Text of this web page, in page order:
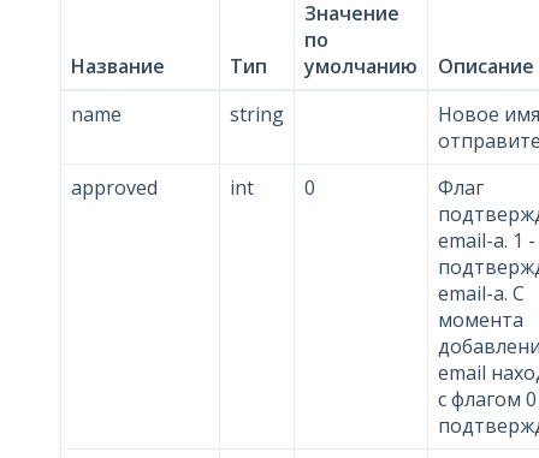
Название Тип
Значение
по
умолчанию
Описание
name
string
Новое имя
approved
int 0
Флаг
email-a. 1
email-a. С
момента
email
с флагом